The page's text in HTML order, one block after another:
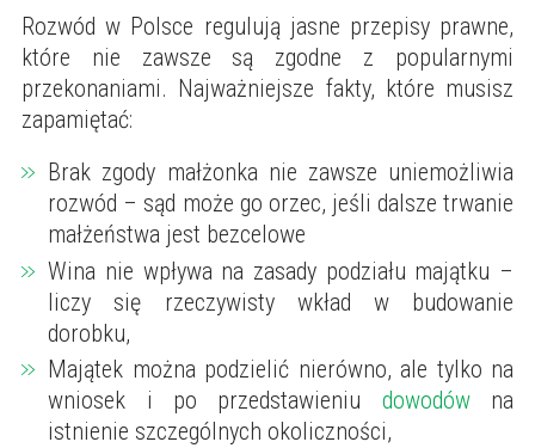
Rozwód w Polsce regulują jasne przepisy prawne,
które nie zawsze są zgodne z popularnymi
przekonaniami. Najważniejsze fakty, które musisz
zapamiętać:
Brak zgody małżonka nie zawsze uniemożliwia
rozwód – sąd może go orzec, jeśli dalsze trwanie
małżeństwa jest bezcelowe
Wina nie wpływa na zasady podziału majątku –
liczy się rzeczywisty wkład w budowanie
dorobku,
Majątek można podzielić nierówno, ale tylko na
wniosek i po przedstawieniu dowodówna
istnienie szczególnych okoliczności,